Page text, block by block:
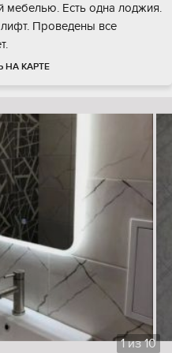
мебелью. Есть одна лоджия.
Проведены все
НА КАРТЕ
1из10